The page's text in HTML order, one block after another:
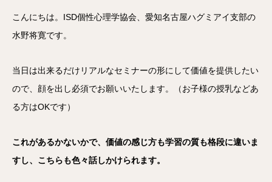
こんにちは。ISD個性心理学協会、愛知名古屋ハグミアイ支部の
水野将寛です。
当日は出来るだけリアルなセミナーの形にして価値を提供したい
ので、顔を出し必須でお願いいたします。（お子様の授乳などあ
る方はOKです）
これがあるかないかで、価値の感じ方も学習の質も格段に違いま
すし、こちらも色々話しかけられます。